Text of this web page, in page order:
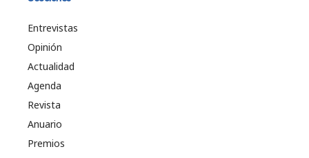
Entrevistas
Opinión
Actualidad
Agenda
Revista
Anuario
Premios